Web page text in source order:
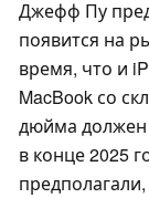
Джефф Пу
появится на
время, что и
MacBook со
дюйма должен
в конце 2025